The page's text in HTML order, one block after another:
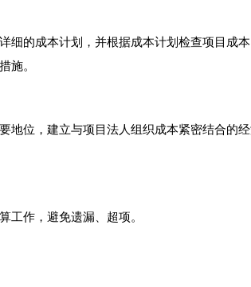
细的成本计划，并根据成本计划检查项目成
施。
地位，建立与项目法人组织成本紧密结合的
工作，避免遗漏、超项。